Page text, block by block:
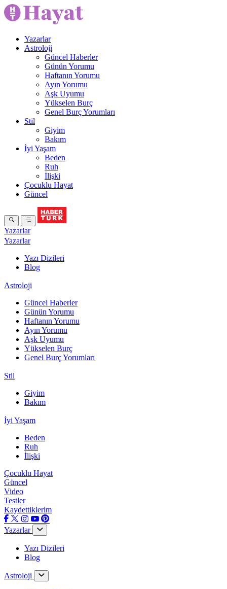
Yazarlar
Astroloji
Güncel Haberler
Günün Yorumu
Haftanın Yorumu
Ayın Yorumu
Aşk Uyumu
Yükselen Burç
Genel Burç Yorumları
Stil
Giyim
Bakım
İyi Yaşam
Beden
Ruh
İlişki
Çocuklu Hayat
Güncel
Yazarlar
Yazarlar
Yazı Dizileri
Blog
Astroloji
Güncel Haberler
Günün Yorumu
Haftanın Yorumu
Ayın Yorumu
Aşk Uyumu
Yükselen Burç
Genel Burç Yorumları
Stil
Giyim
Bakım
İyi Yaşam
Beden
Ruh
İlişki
Çocuklu Hayat
Güncel
Video
Testler
Kaydettiklerim
Yazarlar
Yazı Dizileri
Blog
Astroloji